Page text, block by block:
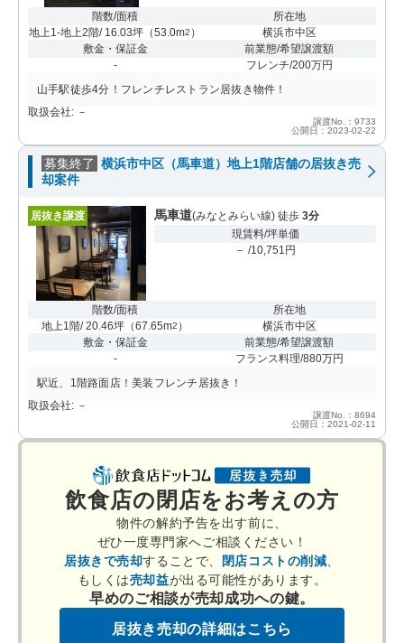
階数/面積
地上1-地上2階/ 16.03坪 （53.0m2 ）
所在地
横浜市中区
敷金・保証金
-
前業態/希望譲渡額
フレンチ/200万円
山手駅徒歩4分！フレンチレストラン居抜き物件！
取扱会社: －
譲渡No.：9733
公開日：2023-02-22
募集終了 横浜市中区（馬車道）地上1階店舗の居抜き売
却案件
居抜き譲渡 馬車道(みなとみらい線) 徒歩 3分
現賃料/坪単価
－ /10,751円
階数/面積
地上1階/ 20.46坪 （67.65m2 ）
所在地
横浜市中区
敷金・保証金
-
前業態/希望譲渡額
フランス料理/880万円
駅近、1階路面店！美装フレンチ居抜き！
取扱会社: －
譲渡No.：8694
公開日：2021-02-11
飲食店の閉店をお考えの方
物件の解約予告を出す前に、
ぜひ一度専門家へご相談ください！
居抜きで売却することで、 閉店コストの削減
もしくは売却益が出る可能性があります。
早めのご相談が売却成功への鍵。
居抜き売却の詳細はこちら